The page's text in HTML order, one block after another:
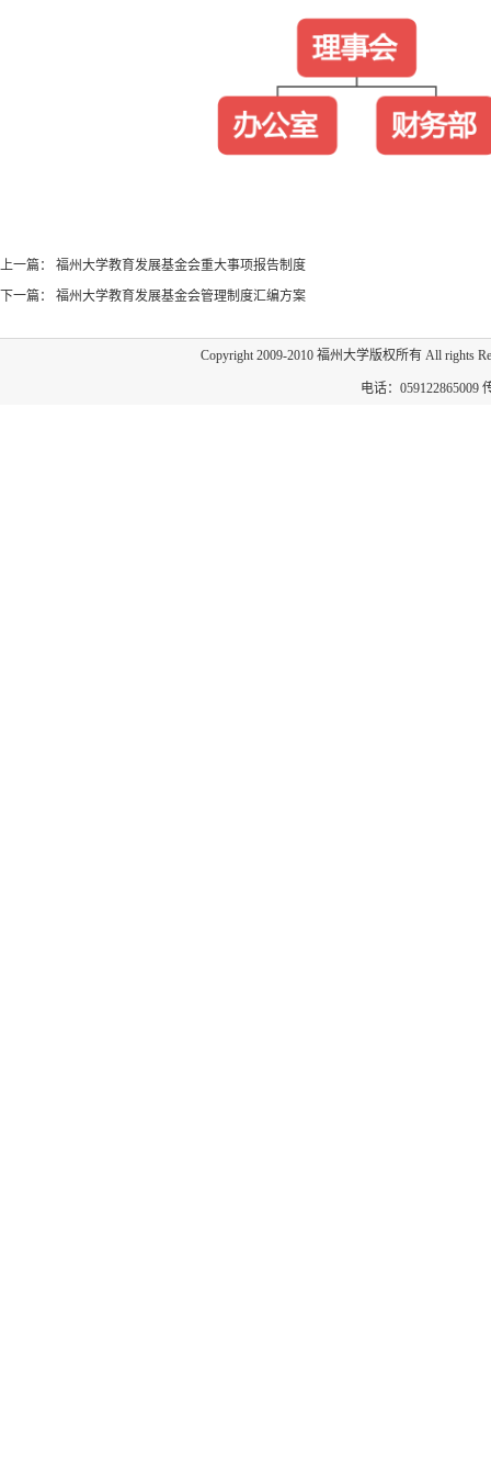
上一篇：
福州大学教育发展基金会重大事项报告制度
下一篇：
福州大学教育发展基金会管理制度汇编方案​
Copyright 2009-2010 福州大学版权所有 All rights
电话：059122865009